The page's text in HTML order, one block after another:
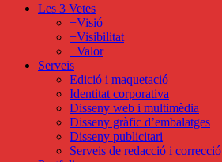
Close
Les 3 Vetes
+Visió
+Visibilitat
+Valor
Serveis
Edició i maquetació
Identitat corporativa
Disseny web i multimèdia
Disseny gràfic d’embalatges
Disseny publicitari
Serveis de redacció i correcció